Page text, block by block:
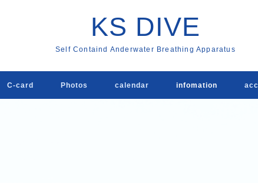
KS DIVE
Self Containd Anderwater Breathing Apparatus
C-card Photos calendar infomation